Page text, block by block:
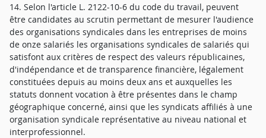
14. Selon l'article L. 2122-10-6 du code du travail, peuvent
être candidates au scrutin permettant de mesurer l'audience
des organisations syndicales dans les entreprises de moins
de onze salariés les organisations syndicales de salariés qui
satisfont aux critères de respect des valeurs républicaines,
d'indépendance et de transparence financière, légalement
constituées depuis au moins deux ans et auxquelles les
statuts donnent vocation à être présentes dans le champ
géographique concerné, ainsi que les syndicats affiliés à une
organisation syndicale représentative au niveau national et
interprofessionnel.